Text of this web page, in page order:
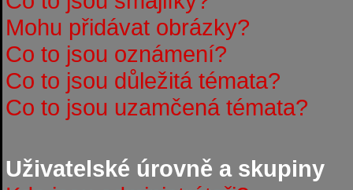
Mohu přidávat obrázky?
Co to jsou oznámení?
Co to jsou důležitá témata?
Co to jsou uzamčená témata?
Uživatelské úrovně a skupiny